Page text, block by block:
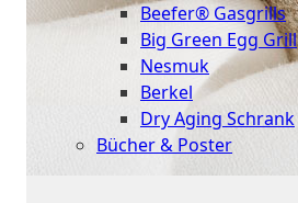
Beefer® Gasgrills
Big Green Egg Grill
Nesmuk
Berkel
Dry Aging Schrank
Bücher & Poster